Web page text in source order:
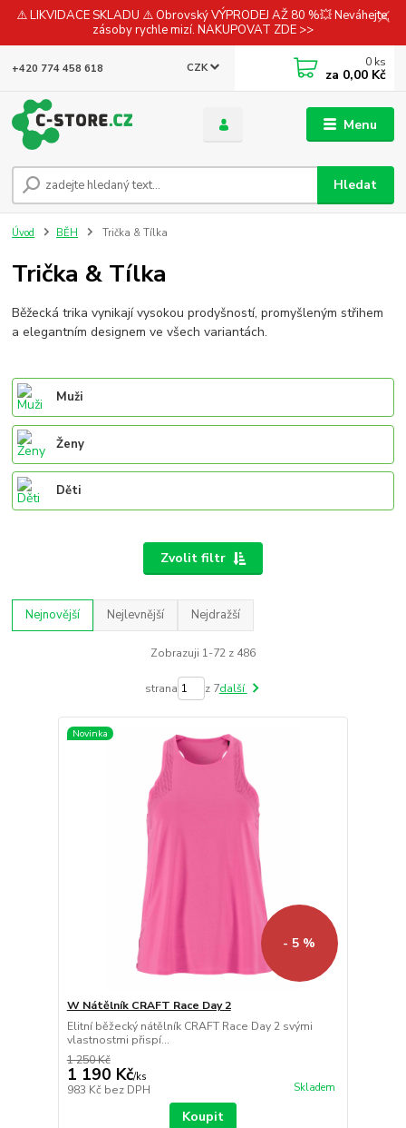
⚠️ LIKVIDACE SKLADU ⚠️ Obrovský VÝPRODEJ AŽ 80 %💥 Neváhejte,
zásoby rychle mizí. NAKUPOVAT ZDE >>
Menu
CZK
Hledat
+420 774 458 618 0 ks
za 0,00 Kč
Úvod BĚH Trička & Tílka
Trička & Tílka
Běžecká trika vynikají vysokou prodyšností, promyšleným střihem
a elegantním designem ve všech variantách.
Muži
Ženy
Děti
Zvolit filtr
Nejnovější Nejlevnější Nejdražší
Zobrazuji 1-72 z 486
strana z 7další
Novinka
- 5 %
W Nátělník CRAFT Race Day 2
Elitní běžecký nátělník CRAFT Race Day 2 svými
vlastnostmi přispí...
1 250 Kč
1 190 Kč/ks
983 Kč bez DPH Skladem
Koupit